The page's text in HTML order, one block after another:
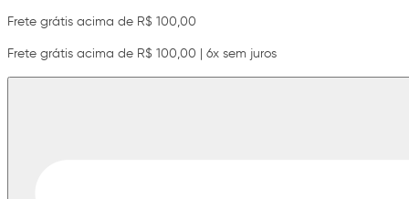
Frete grátis acima de R$ 100,00
Frete grátis acima de R$ 100,00 | 6x sem juros